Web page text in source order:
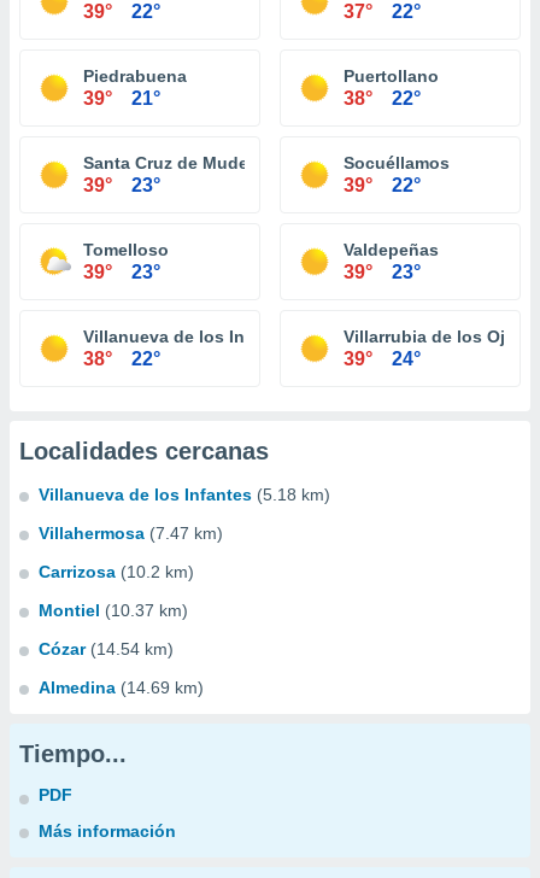
39° 22° 37° 22°
Piedrabuena
39° 21°
Puertollano
38° 22°
Santa Cruz de Mudela
39° 23°
Socuéllamos
39° 22°
Tomelloso
39° 23°
Valdepeñas
39° 23°
Villanueva de los Infantes
38° 22°
Villarrubia de los Ojos
39° 24°
Localidades cercanas
Villanueva de los Infantes (5.18 km)
Villahermosa (7.47 km)
Carrizosa (10.2 km)
Montiel (10.37 km)
Cózar (14.54 km)
Almedina (14.69 km)
Tiempo...
PDF
Más información